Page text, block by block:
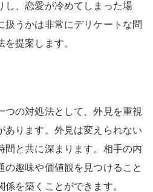
し、恋愛が冷めてしまった場
扱うかは非常にデリケートな問
提案します。
つの対処法として、外見を重視
あります。外見は変えられない
間と共に深まります。相手の内
の趣味や価値観を見つけること
を築くことができます。